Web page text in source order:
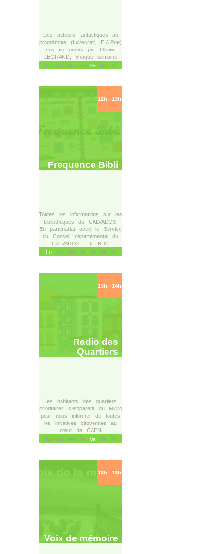
Des auteurs fantastiques au
programme (Lovecraft, E.A.Poe)
mis en ondes par Olivier
LEGRAND, chaque semaine
Lu Ma Me Je VeSa Di
12h - 13h
Frequence Bibli
Toutes les informations sur les
bibliothèques du CALVADOS.
En partenariat avec le Service
du Conseil départemental du
CALVADOS : la BDC
LuMa Me Je Ve Sa Di
13h - 14h
Radio des
Quartiers
Les habitants des quartiers
prioritaires s’emparent du Micro
pour nous informer de toutes
les initiatives citoyennes au
cœur de CAEN
Lu Ma Me Je VeSa Di
13h - 13h
Voix de mémoire